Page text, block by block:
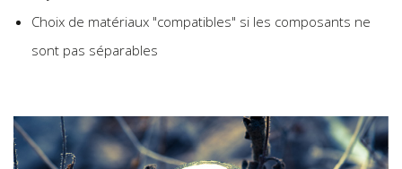
Choix de matériaux "compatibles" si les composants ne
sont pas séparables